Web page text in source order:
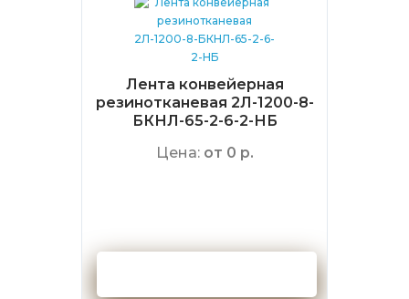
Лента конвейерная
резинотканевая 2Л-1200-8-
БКНЛ-65-2-6-2-НБ
Цена: от 0 р.